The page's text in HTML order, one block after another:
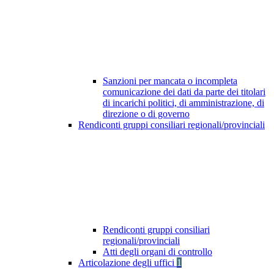
Sanzioni per mancata o incompleta
comunicazione dei dati da parte dei titolari
di incarichi politici, di amministrazione, di
direzione o di governo
Rendiconti gruppi consiliari regionali/provinciali
Rendiconti gruppi consiliari
regionali/provinciali
Atti degli organi di controllo
Articolazione degli uffici 1